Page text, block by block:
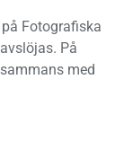
Fotografiska
På
med